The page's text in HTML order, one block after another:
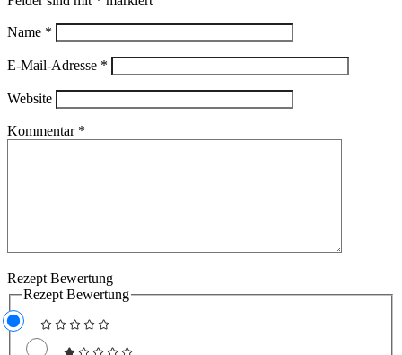
Name *
E-Mail-Adresse *
Website
Kommentar *
Rezept Bewertung
Rezept Bewertung